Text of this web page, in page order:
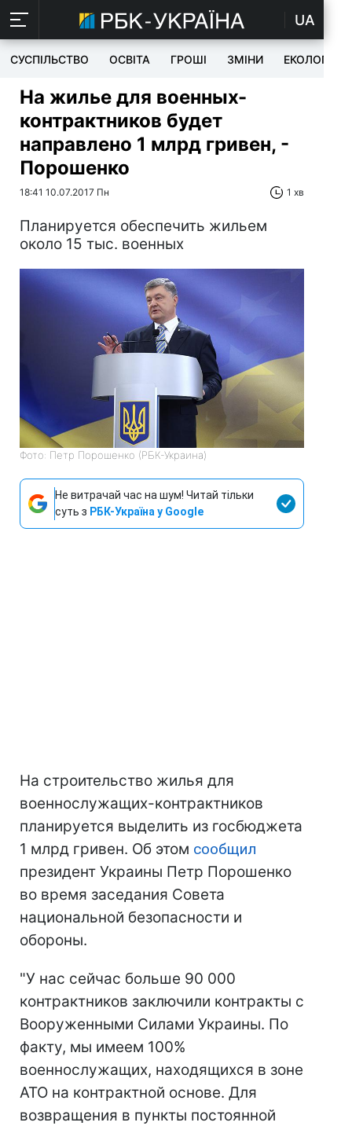
UA
СУСПІЛЬСТВО ОСВІТА ГРОШІ ЗМІНИ ЕКОЛОГІЯ
На жилье для военных-
контрактников будет
направлено 1 млрд гривен, -
Порошенко
18:41 10.07.2017 Пн 1 хв
Планируется обеспечить жильем
около 15 тыс. военных
Фото: Петр Порошенко (РБК-Украина)
Не витрачай час на шум! Читай тільки
суть з РБК-Україна у Google
На строительство жилья для
военнослужащих-контрактников
планируется выделить из госбюджета
1 млрд гривен. Об этом сообщил
президент Украины Петр Порошенко
во время заседания Совета
национальной безопасности и
обороны.
"У нас сейчас больше 90 000
контрактников заключили контракты с
Вооруженными Силами Украины. По
факту, мы имеем 100%
военнослужащих, находящихся в зоне
АТО на контрактной основе. Для
возвращения в пункты постоянной